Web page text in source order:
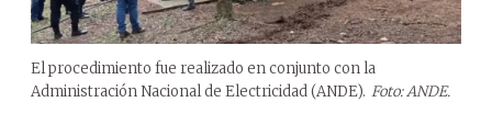
El procedimiento fue realizado en conjunto con la
Administración Nacional de Electricidad (ANDE). Foto: ANDE.